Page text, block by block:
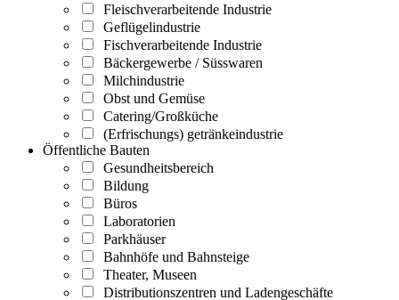
Fleischverarbeitende Industrie
Geflügelindustrie
Fischverarbeitende Industrie
Bäckergewerbe / Süsswaren
Milchindustrie
Obst und Gemüse
Catering/Großküche
(Erfrischungs) getränkeindustrie
Öffentliche Bauten
Gesundheitsbereich
Bildung
Büros
Laboratorien
Parkhäuser
Bahnhöfe und Bahnsteige
Theater, Museen
Distributionszentren und Ladengeschäfte